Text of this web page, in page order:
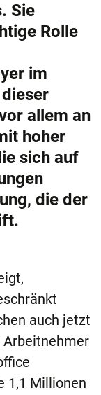
Sie
Rolle
im
allem an
hoher
sich auf
die der
auch jetzt
Arbeitnehmer
1,1 Millionen